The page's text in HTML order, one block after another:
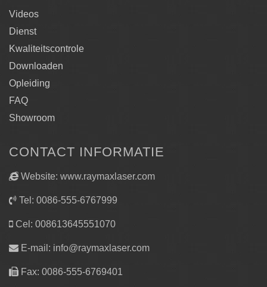
Videos
Dienst
Kwaliteitscontrole
Downloaden
Opleiding
FAQ
Showroom
CONTACT INFORMATIE
Website: www.raymaxlaser.com
Tel: 0086-555-6767999
Cel: 008613645551070
E-mail: info@raymaxlaser.com
Fax: 0086-555-6769401